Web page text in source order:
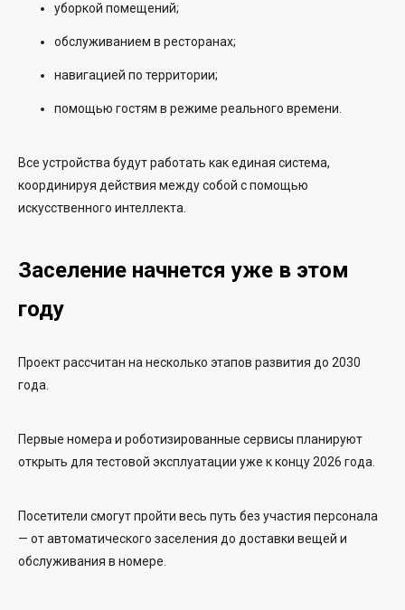
уборкой помещений;
обслуживанием в ресторанах;
навигацией по территории;
помощью гостям в режиме реального времени.
Все устройства будут работать как единая система,
координируя действия между собой с помощью
искусственного интеллекта.
Заселение начнется уже в этом
году
Проект рассчитан на несколько этапов развития до 2030
года.
Первые номера и роботизированные сервисы планируют
открыть для тестовой эксплуатации уже к концу 2026 года.
Посетители смогут пройти весь путь без участия персонала
— от автоматического заселения до доставки вещей и
обслуживания в номере.